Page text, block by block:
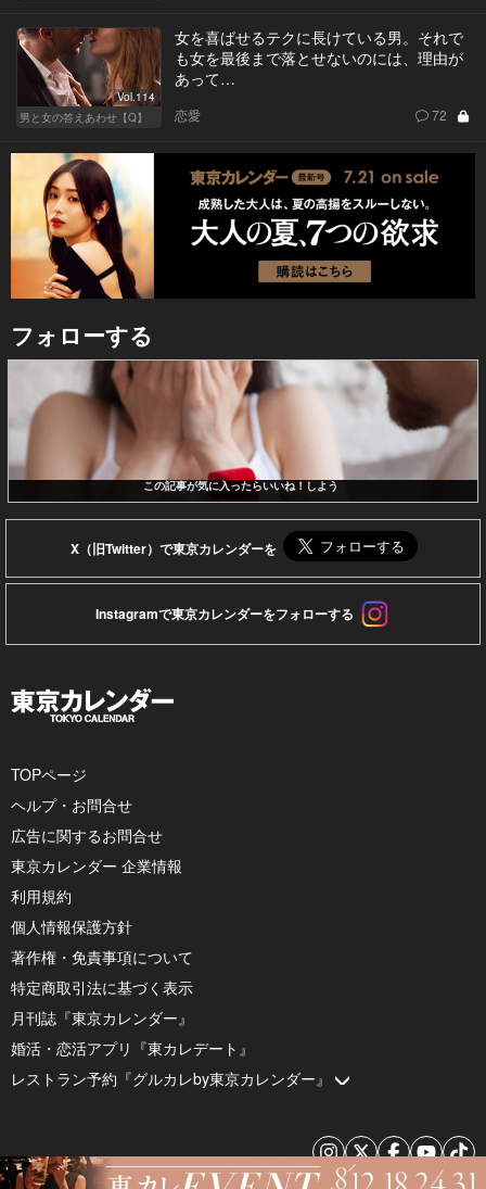
Vol.114
男と女の答えあわせ【Q】
女を喜ばせるテクに長けている男。それで
も女を最後まで落とせないのには、理由が
あって…
恋愛 72
フォローする
この記事が気に入ったらいいね！しよう
X（旧Twitter）で東京カレンダーを
Instagramで東京カレンダーをフォローする
TOPページ
ヘルプ・お問合せ
広告に関するお問合せ
東京カレンダー 企業情報
利用規約
個人情報保護方針
著作権・免責事項について
特定商取引法に基づく表示
月刊誌『東京カレンダー』
婚活・恋活アプリ『東カレデート』
レストラン予約『グルカレby東京カレンダー』
© 2026 by Tokyo Calendar, Inc.